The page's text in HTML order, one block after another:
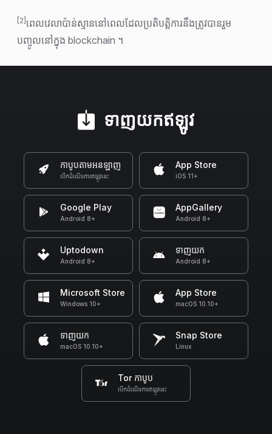
[2]ពេលវេលាប៉ាន់ស្មាននៅពេលដែលប្រតិបត្តិការនឹងត្រូវបានរួម
បញ្ចូលនៅក្នុង blockchain ។
ទាញ​យក​ឥឡូវ
កាបូបតាមអនឡាញ
បើកដំណើរការឥឡូវនេះ
App Store
iOS 11+
Google Play
Android 8+
AppGallery
Android 8+
Uptodown
Android 8+
ទាញយក
Android 8+
Microsoft Store
Windows 10+
App Store
macOS 10.10+
ទាញយក
macOS 10.10+
Snap Store
Linux
Tor កាបូប
បើកដំណើរការឥឡូវនេះ